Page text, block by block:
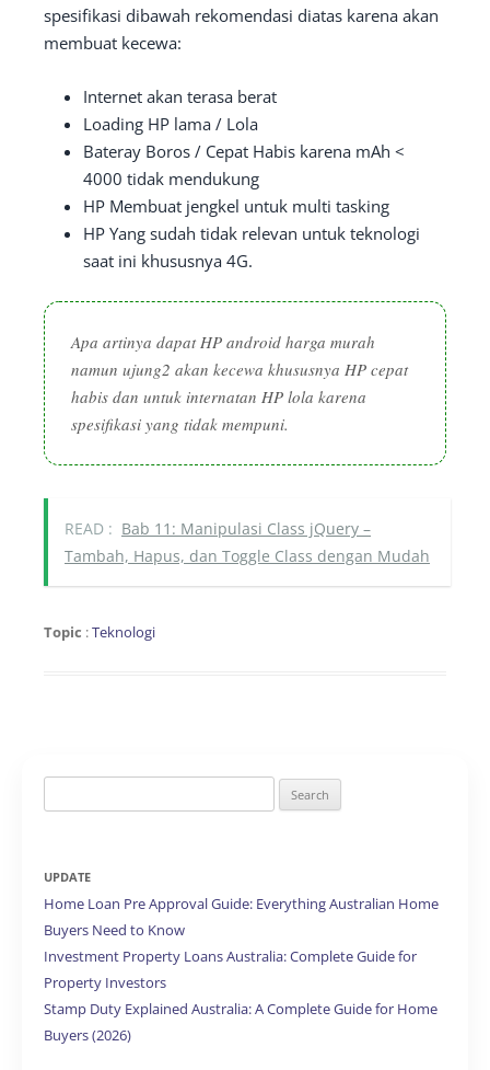
spesifikasi dibawah rekomendasi diatas karena akan
membuat kecewa:
Internet akan terasa berat
Loading HP lama / Lola
Bateray Boros / Cepat Habis karena mAh <
4000 tidak mendukung
HP Membuat jengkel untuk multi tasking
HP Yang sudah tidak relevan untuk teknologi
saat ini khususnya 4G.
Apa artinya dapat HP android harga murah
namun ujung2 akan kecewa khususnya HP cepat
habis dan untuk internatan HP lola karena
spesifikasi yang tidak mempuni.
READ : Bab 11: Manipulasi Class jQuery –
Tambah, Hapus, dan Toggle Class dengan Mudah
Topic :Teknologi
for:
UPDATE
Home Loan Pre Approval Guide: Everything Australian Home
Buyers Need to Know
Investment Property Loans Australia: Complete Guide for
Property Investors
Stamp Duty Explained Australia: A Complete Guide for Home
Buyers (2026)